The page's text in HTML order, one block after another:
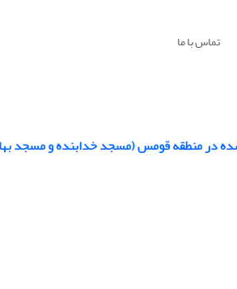
تماس با ما
در منطقه قومس (مسجد خدابنده و مسجد